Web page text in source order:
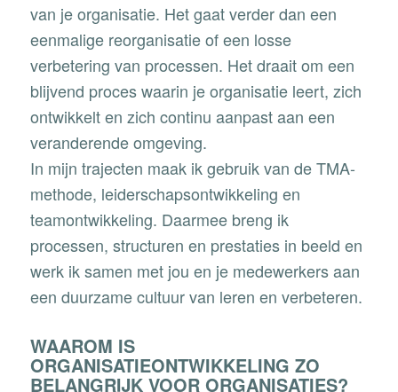
van je organisatie. Het gaat verder dan een
eenmalige reorganisatie of een losse
verbetering van processen. Het draait om een
blijvend proces waarin je organisatie leert, zich
ontwikkelt en zich continu aanpast aan een
veranderende omgeving.
In mijn trajecten maak ik gebruik van de TMA-
methode, leiderschapsontwikkeling en
teamontwikkeling. Daarmee breng ik
processen, structuren en prestaties in beeld en
werk ik samen met jou en je medewerkers aan
een duurzame cultuur van leren en verbeteren.
WAAROM IS
ORGANISATIEONTWIKKELING ZO
BELANGRIJK VOOR ORGANISATIES?